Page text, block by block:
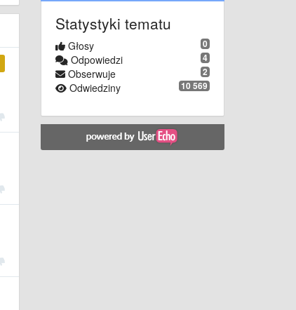
Statystyki tematu
0
Głosy
4
Odpowiedzi
2
Obserwuje
10 569
Odwiedziny